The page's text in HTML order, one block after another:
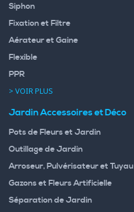
Siphon
Fixation et Filtre
Aérateur et Gaine
Flexible
PPR
> VOIR PLUS
Jardin Accessoires et Déco
Pots de Fleurs et Jardin
Outillage de Jardin
Arroseur, Pulvérisateur et Tuyau
Gazons et Fleurs Artificielle
Séparation de Jardin